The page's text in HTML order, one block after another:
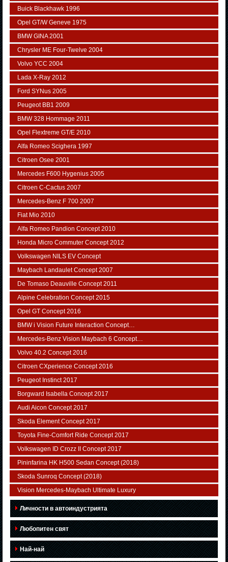
Buick Blackhawk 1996
Opel GT/W Geneve 1975
BMW GINA 2001
Chrysler ME Four-Twelve 2004
Volvo YCC 2004
Lada X-Ray 2012
Ford SYNus 2005
Peugeot BB1 2009
BMW 328 Hommage 2011
Opel Flextreme GT/E 2010
Alfa Romeo Scighera 1997
Citroen Osee 2001
Mercedes F600 Hygenius 2005
Citroen C-Cactus 2007
Mercedes-Benz F 700 2007
Fiat Mio 2010
Alfa Romeo Pandion Concept 2010
Honda Micro Commuter Concept 2012
Volkswagen NILS EV Concept
Maybach Landaulet Concept 2007
De Tomaso Deauville Concept 2011
Alpine Celebration Concept 2015
Opel GT Concept 2016
BMW i Vision Future Interaction Concept…
Mercedes-Benz Vision Maybach 6 Concept…
Volvo 40.2 Concept 2016
Citroen CXperience Concept 2016
Peugeot Instinct 2017
Borgward Isabella Concept 2017
Audi Aicon Concept 2017
Skoda Element Concept 2017
Toyota Fine-Comfort Ride Concept 2017
Volkswagen ID Crozz II Concept 2017
Pininfarina HK H500 Sedan Concept (2018)
Skoda Sunroq Concept (2018)
Vision Mercedes-Maybach Ultimate Luxury
Личности в автоиндустрията
Любопитен свят
Най-най